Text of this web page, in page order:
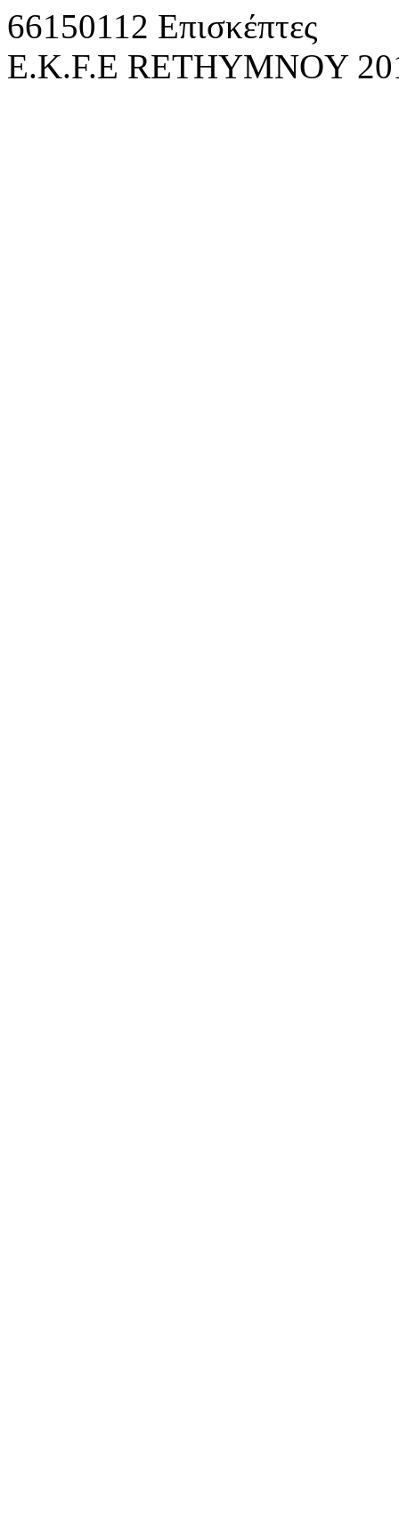
66150112 Επισκέπτες
E.K.F.E RETHYMNOY